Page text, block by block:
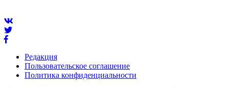
Редакция
Пользовательское соглашение
Политика конфиденциальности